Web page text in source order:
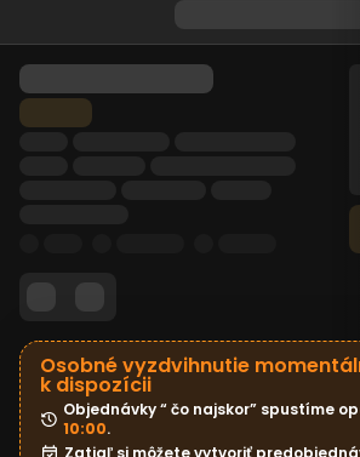
Osobné vyzdvihnutie
k dispozícii
Objednávky “ čo najskor” spustíme
10:00.
Zatiaľ si môžete vytvoriť